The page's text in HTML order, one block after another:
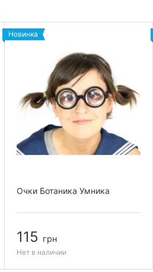
Новинка
Очки Ботаника Умника
115 грн
Нет в наличии